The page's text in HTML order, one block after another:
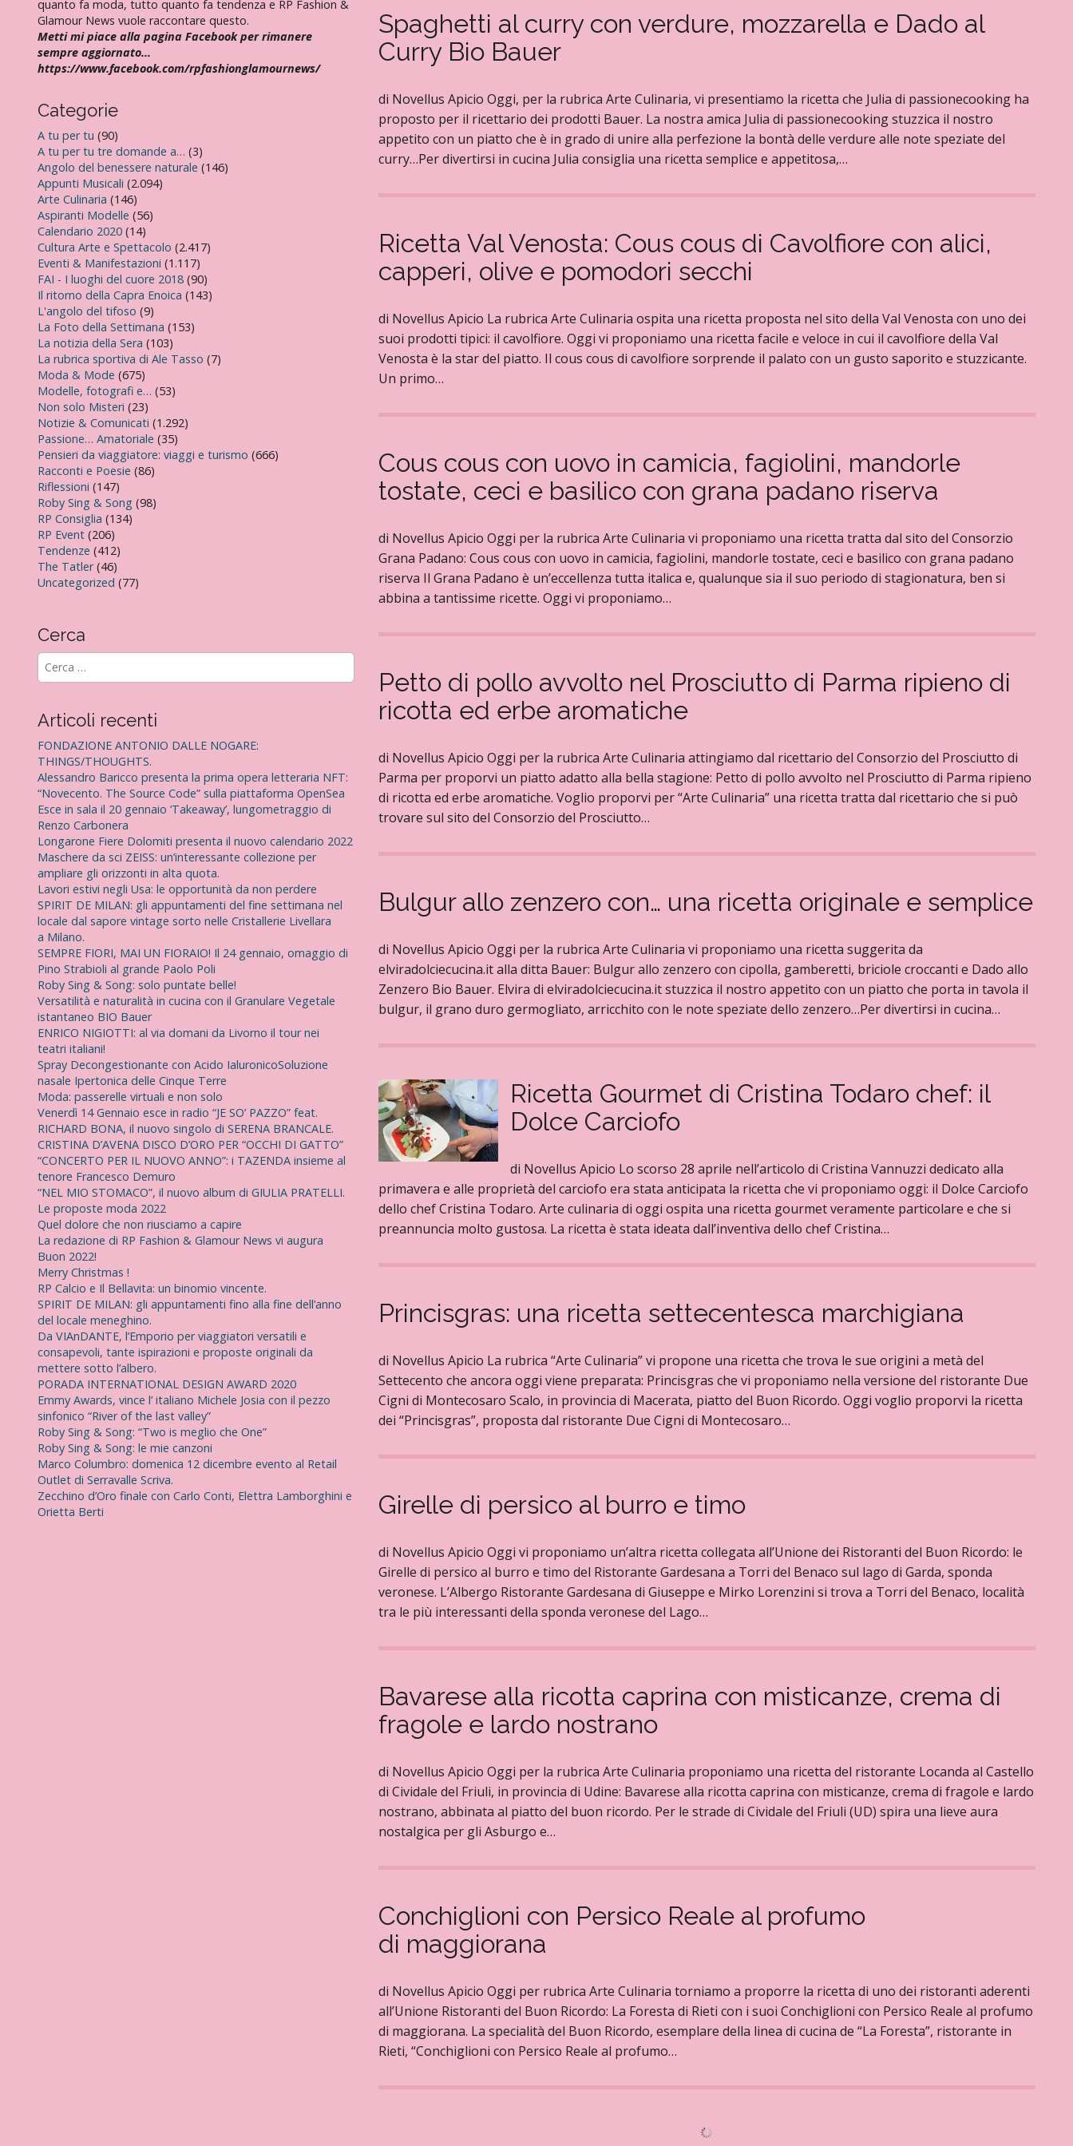
Spaghetti al curry con verdure, mozzarella e Dado al
Curry Bio Bauer
di Novellus Apicio Oggi, per la rubrica Arte Culinaria, vi presentiamo la ricetta che Julia di passionecooking ha
proposto per il ricettario dei prodotti Bauer. La nostra amica Julia di passionecooking stuzzica il nostro
appetito con un piatto che è in grado di unire alla perfezione la bontà delle verdure alle note speziate del
curry…Per divertirsi in cucina Julia consiglia una ricetta semplice e appetitosa,…
Ricetta Val Venosta: Cous cous di Cavolfiore con alici,
capperi, olive e pomodori secchi
di Novellus Apicio La rubrica Arte Culinaria ospita una ricetta proposta nel sito della Val Venosta con uno dei
suoi prodotti tipici: il cavolfiore. Oggi vi proponiamo una ricetta facile e veloce in cui il cavolfiore della Val
Venosta è la star del piatto. Il cous cous di cavolfiore sorprende il palato con un gusto saporito e stuzzicante.
Un primo…
Cous cous con uovo in camicia, fagiolini, mandorle
tostate, ceci e basilico con grana padano riserva
di Novellus Apicio Oggi per la rubrica Arte Culinaria vi proponiamo una ricetta tratta dal sito del Consorzio
Grana Padano: Cous cous con uovo in camicia, fagiolini, mandorle tostate, ceci e basilico con grana padano
riserva Il Grana Padano è un’eccellenza tutta italica e, qualunque sia il suo periodo di stagionatura, ben si
abbina a tantissime ricette. Oggi vi proponiamo…
Petto di pollo avvolto nel Prosciutto di Parma ripieno di
ricotta ed erbe aromatiche
di Novellus Apicio Oggi per la rubrica Arte Culinaria attingiamo dal ricettario del Consorzio del Prosciutto di
Parma per proporvi un piatto adatto alla bella stagione: Petto di pollo avvolto nel Prosciutto di Parma ripieno
di ricotta ed erbe aromatiche. Voglio proporvi per “Arte Culinaria” una ricetta tratta dal ricettario che si può
trovare sul sito del Consorzio del Prosciutto…
Bulgur allo zenzero con… una ricetta originale e semplice
di Novellus Apicio Oggi per la rubrica Arte Culinaria vi proponiamo una ricetta suggerita da
elviradolciecucina.it alla ditta Bauer: Bulgur allo zenzero con cipolla, gamberetti, briciole croccanti e Dado allo
Zenzero Bio Bauer. Elvira di elviradolciecucina.it stuzzica il nostro appetito con un piatto che porta in tavola il
bulgur, il grano duro germogliato, arricchito con le note speziate dello zenzero…Per divertirsi in cucina…
Ricetta Gourmet di Cristina Todaro chef: il
Dolce Carciofo
di Novellus Apicio Lo scorso 28 aprile nell’articolo di Cristina Vannuzzi dedicato alla
primavera e alle proprietà del carciofo era stata anticipata la ricetta che vi proponiamo oggi: il Dolce Carciofo
dello chef Cristina Todaro. Arte culinaria di oggi ospita una ricetta gourmet veramente particolare e che si
preannuncia molto gustosa. La ricetta è stata ideata dall’inventiva dello chef Cristina…
Princisgras: una ricetta settecentesca marchigiana
di Novellus Apicio La rubrica “Arte Culinaria” vi propone una ricetta che trova le sue origini a metà del
Settecento che ancora oggi viene preparata: Princisgras che vi proponiamo nella versione del ristorante Due
Cigni di Montecosaro Scalo, in provincia di Macerata, piatto del Buon Ricordo. Oggi voglio proporvi la ricetta
dei “Princisgras”, proposta dal ristorante Due Cigni di Montecosaro…
Girelle di persico al burro e timo
di Novellus Apicio Oggi vi proponiamo un’altra ricetta collegata all’Unione dei Ristoranti del Buon Ricordo: le
Girelle di persico al burro e timo del Ristorante Gardesana a Torri del Benaco sul lago di Garda, sponda
veronese. L’Albergo Ristorante Gardesana di Giuseppe e Mirko Lorenzini si trova a Torri del Benaco, località
tra le più interessanti della sponda veronese del Lago…
Bavarese alla ricotta caprina con misticanze, crema di
fragole e lardo nostrano
di Novellus Apicio Oggi per la rubrica Arte Culinaria proponiamo una ricetta del ristorante Locanda al Castello
di Cividale del Friuli, in provincia di Udine: Bavarese alla ricotta caprina con misticanze, crema di fragole e lardo
nostrano, abbinata al piatto del buon ricordo. Per le strade di Cividale del Friuli (UD) spira una lieve aura
nostalgica per gli Asburgo e…
Conchiglioni con Persico Reale al profumo
di maggiorana
di Novellus Apicio Oggi per rubrica Arte Culinaria torniamo a proporre la ricetta di uno dei ristoranti aderenti
all’Unione Ristoranti del Buon Ricordo: La Foresta di Rieti con i suoi Conchiglioni con Persico Reale al profumo
di maggiorana. La specialità del Buon Ricordo, esemplare della linea di cucina de “La Foresta”, ristorante in
Rieti, “Conchiglioni con Persico Reale al profumo…
quanto fa moda, tutto quanto fa tendenza e RP Fashion &
Glamour News vuole raccontare questo.
Metti mi piace alla pagina Facebook per rimanere
sempre aggiornato…
https://www.facebook.com/rpfashionglamournews/
Categorie
A tu per tu (90)
A tu per tu tre domande a… (3)
Angolo del benessere naturale (146)
Appunti Musicali (2.094)
Arte Culinaria (146)
Aspiranti Modelle (56)
Calendario 2020 (14)
Cultura Arte e Spettacolo (2.417)
Eventi & Manifestazioni (1.117)
FAI - I luoghi del cuore 2018 (90)
Il ritorno della Capra Enoica (143)
L'angolo del tifoso (9)
La Foto della Settimana (153)
La notizia della Sera (103)
La rubrica sportiva di Ale Tasso (7)
Moda & Mode (675)
Modelle, fotografi e… (53)
Non solo Misteri (23)
Notizie & Comunicati (1.292)
Passione… Amatoriale (35)
Pensieri da viaggiatore: viaggi e turismo (666)
Racconti e Poesie (86)
Riflessioni (147)
Roby Sing & Song (98)
RP Consiglia (134)
RP Event (206)
Tendenze (412)
The Tatler(46)
Uncategorized (77)
Cerca
R
r
c
a
p
e
r
:
Articoli recenti
FONDAZIONE ANTONIO DALLE NOGARE:
THINGS/THOUGHTS.
Alessandro Baricco presenta la prima opera letteraria NFT:
“Novecento. The Source Code” sulla piattaforma OpenSea
Esce in sala il 20 gennaio ‘Takeaway’, lungometraggio di
Renzo Carbonera
Longarone Fiere Dolomiti presenta il nuovo calendario 2022
Maschere da sci ZEISS: un’interessante collezione per
ampliare gli orizzonti in alta quota.
Lavori estivi negli Usa: le opportunità da non perdere
SPIRIT DE MILAN: gli appuntamenti del fine settimana nel
locale dal sapore vintage sorto nelle Cristallerie Livellara
a Milano.
SEMPRE FIORI, MAI UN FIORAIO! Il 24 gennaio, omaggio di
Pino Strabioli al grande Paolo Poli
Roby Sing & Song: solo puntate belle!
Versatilità e naturalità in cucina con il Granulare Vegetale
istantaneo BIO Bauer
ENRICO NIGIOTTI: al via domani da Livorno il tour nei
teatri italiani!
Spray Decongestionante con Acido IaluronicoSoluzione
nasale Ipertonica delle Cinque Terre
Moda: passerelle virtuali e non solo
Venerdì 14 Gennaio esce in radio “JE SO’ PAZZO” feat.
RICHARD BONA, il nuovo singolo di SERENA BRANCALE.
CRISTINA D’AVENA DISCO D’ORO PER “OCCHI DI GATTO”
“CONCERTO PER IL NUOVO ANNO”: i TAZENDA insieme al
tenore Francesco Demuro
“NEL MIO STOMACO”, il nuovo album di GIULIA PRATELLI.
Le proposte moda 2022
Quel dolore che non riusciamo a capire
La redazione di RP Fashion & Glamour News vi augura
Buon 2022!
Merry Christmas !
RP Calcio e Il Bellavita: un binomio vincente.
SPIRIT DE MILAN: gli appuntamenti fino alla fine dell’anno
del locale meneghino.
Da VIAnDANTE, l’Emporio per viaggiatori versatili e
consapevoli, tante ispirazioni e proposte originali da
mettere sotto l’albero.
PORADA INTERNATIONAL DESIGN AWARD 2020
Emmy Awards, vince l’ italiano Michele Josia con il pezzo
sinfonico “River of the last valley”
Roby Sing & Song: “Two is meglio che One”
Roby Sing & Song: le mie canzoni
Marco Columbro: domenica 12 dicembre evento al Retail
Outlet di Serravalle Scriva.
Zecchino d’Oro finale con Carlo Conti, Elettra Lamborghini e
Orietta Berti